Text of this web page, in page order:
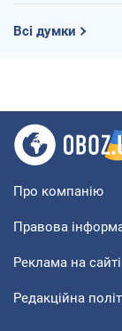
Всі думки
Про компанію
Правова
Реклама на сайті
Редакційна